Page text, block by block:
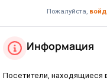
Пожалуйста,
Информация
Посетители, находящиеся